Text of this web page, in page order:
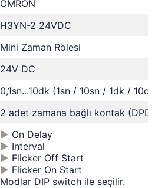
OMRON
H3YN-2 24VDC
Mini Zaman Rölesi
24V DC
0,1sn...10dk (1sn / 10sn / 1dk /
2 adet zamana bağlı kontak
► On Delay
► Interval
► Flicker Off Start
► Flicker On Start
Modlar DIP switch ile seçilir.